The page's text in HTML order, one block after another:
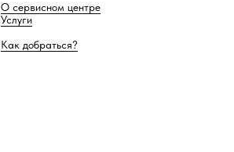
О сервисном центре
Услуги
Как добраться?